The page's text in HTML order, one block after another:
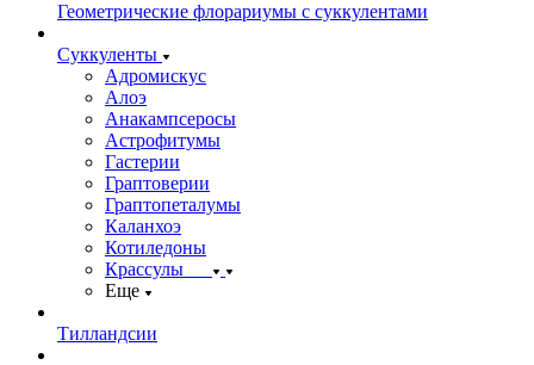
Геометрические флорариумы с суккулентами
Суккуленты
Адромискус
Алоэ
Анакампсеросы
Астрофитумы
Гастерии
Граптоверии
Граптопеталумы
Каланхоэ
Котиледоны
Крассулы
Еще
Тилландсии